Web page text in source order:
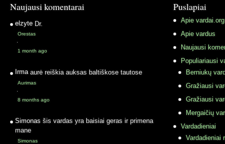
Naujausi komentarai
elzyte Dr.
Orestas
·
1 month ago
Irma aurė reiškia auksas baltiškose tautose
Aurimas
·
8 months ago
Simonas šis vardas yra baisiai geras ir primena
mane
Simonas
Puslapiai
Apie vardai.org
Apie vardus
Naujausi
Populiariausi
Berniukų
Gražiausi
Gražiausi
Mergaičių
Vardadieniai
Vardadieniai